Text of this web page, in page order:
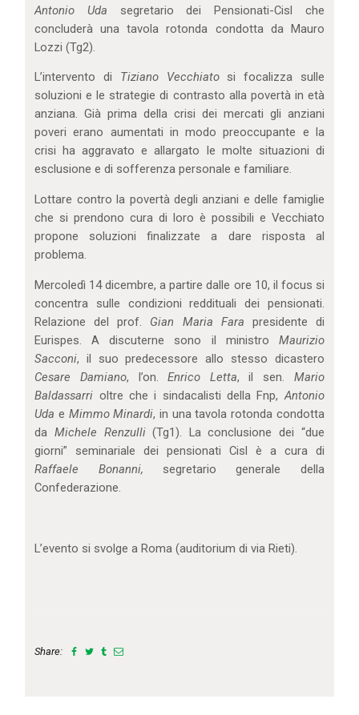
Antonio Uda segretario dei Pensionati-Cisl che
concluderà una tavola rotonda condotta da Mauro
Lozzi (Tg2).
L’intervento di Tiziano Vecchiatosi focalizza sulle
soluzioni e le strategie di contrasto alla povertà in età
anziana. Già prima della crisi dei mercati gli anziani
poveri erano aumentati in modo preoccupante e la
crisi ha aggravato e allargato le molte situazioni di
esclusione e di sofferenza personale e familiare.
Lottare contro la povertà degli anziani e delle famiglie
che si prendono cura di loro è possibili e Vecchiato
propone soluzioni finalizzate a dare risposta al
problema.
Mercoledì 14 dicembre, a partire dalle ore 10, il focus si
concentra sulle condizioni reddituali dei pensionati.
Relazione del prof. Gian Maria Fara presidente di
Eurispes. A discuterne sono il ministro Maurizio
Sacconi, il suo predecessore allo stesso dicastero
Cesare Damiano, l’on.Enrico Letta, il sen. Mario
Baldassarri oltre che i sindacalisti della Fnp,Antonio
Uda e Mimmo Minardi, in una tavola rotonda condotta
da Michele Renzulli(Tg1). La conclusione dei “due
giorni” seminariale dei pensionati Cisl è a cura di
Raffaele Bonanni, segretario generale della
Confederazione.
L’evento si svolge a Roma (auditorium di via Rieti).
Share: